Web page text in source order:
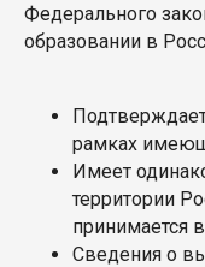
Федерального
образовании в
рамках
Имеет
территории
принимается
Сведения о